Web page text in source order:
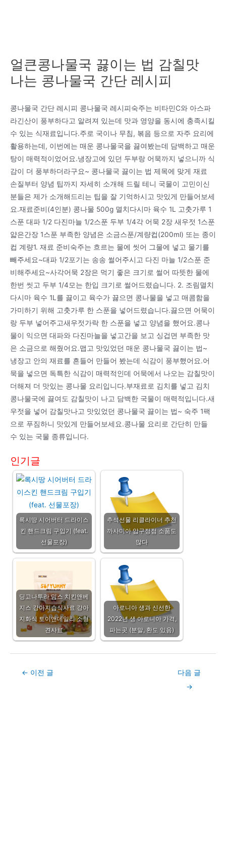
얼큰콩나물국 끓이는 법 감칠맛
나는 콩나물국 간단 레시피
콩나물국 간단 레시피 콩나물국 레시피숙주는 비타민C와 아스파
라긴산이 풍부하다고 알려져 있는데 맛과 영양을 동시에 충족시킬
수 있는 식재료입니다.주로 국이나 무침, 볶음 등으로 자주 요리에
활용하는데, 이번에는 매운 콩나물국을 끓여봤는데 담백하고 매운
탕이 매력적이었어요.냉장고에 있던 두부랑 어묵까지 넣으니까 식
감이 더 풍부하더라구요~ 콩나물국 끓이는 법 제목에 맞게 재료
손질부터 양념 팁까지 자세히 소개해 드릴 테니 국물이 고민이신
분들은 제가 소개해드리는 팁을 잘 기억하시고 맛있게 만들어보세
요.재료준비(4인분) 콩나물 500g 멸치다시마 육수 1L 고춧가루 1
스푼 대파 1/2 다진마늘 1/2스푼 두부 1/4각 어묵 2장 새우젓 1스푼
얇은간장 1스푼 부족한 양념은 소금스푼/계량컵(200ml) 또는 종이
컵 계량1. 재료 준비숙주는 흐르는 물에 씻어 그물에 넣고 물기를
빼주세요~대파 1/2포기는 송송 썰어주시고 다진 마늘 1/2스푼 준
비해주세요~사각어묵 2장은 먹기 좋은 크기로 썰어 따뜻한 물에
한번 씻고 두부 1/4모는 한입 크기로 썰어드렸습니다. 2. 조림멸치
다시마 육수 1L를 끓이고 육수가 끓으면 콩나물을 넣고 매콤함을
가미하기 위해 고춧가루 한 스푼을 넣어드렸습니다.끓으면 어묵이
랑 두부 넣어주고새우젓가락 한 스푼을 넣고 양념을 했어요.콩나
물이 익으면 대파와 다진마늘을 넣고간을 보고 싱겁면 부족한 맛
은 소금으로 해줬어요.맵고 맛있었던 매운 콩나물국 끓이는 법~
냉장고 안의 재료를 흔들어 만들어 봤는데 식감이 풍부했어요.어
묵을 넣으면 독특한 식감이 매력적인데 어묵에서 나오는 감칠맛이
더해져 더 맛있는 콩나물 요리입니다.부재료로 김치를 넣고 김치
콩나물국에 끓여도 감칠맛이 나고 담백한 국물이 매력적입니다.새
우젓을 넣어 감칠맛나고 맛있었던 콩나물국 끓이는 법~ 숙주 1팩
으로 푸짐하니 맛있게 만들어보세요.콩나물 요리로 간단히 만들
수 있는 국물 종류입니다.
인기글
록시땅 시어버터 드라이스
킨 핸드크림 구입기 (feat.
선물포장)
추석선물 리클라이너 추천
까사미아 압구정점 소품도
많다
딩고나투라 밈스 치킨앤베
지스 강아지습식사료 강아
지화식 토이앤데일리 소형
견사료
아로니아 생과 신선한
2022년 생 아로니아 가격,
파는곳 (분말, 환도 있음)
Post← 이전 글
다음 글
→